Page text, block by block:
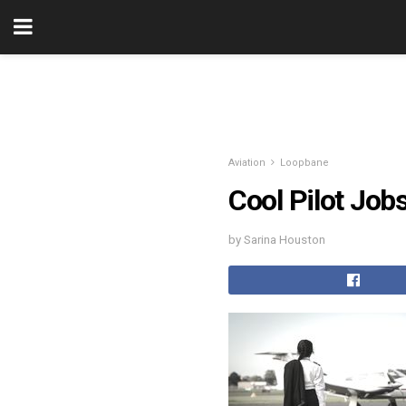
Aviation Loopbane
Cool Pilot
by Sarina Houston